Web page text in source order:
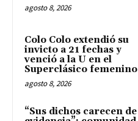
agosto 8, 2026
Colo Colo extendió su
invicto a 21 fechas y
venció a la U en el
Superclásico femenino
agosto 8, 2026
“Sus dichos carecen de